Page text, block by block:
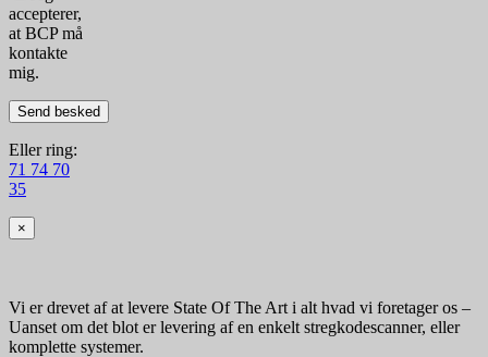
accepterer,
at BCP må
kontakte
mig.
Eller ring:
71 74 70
35
×
Vi er drevet af at levere State Of The Art i alt hvad vi foretager os –
Uanset om det blot er levering af en enkelt stregkodescanner, eller
komplette systemer.